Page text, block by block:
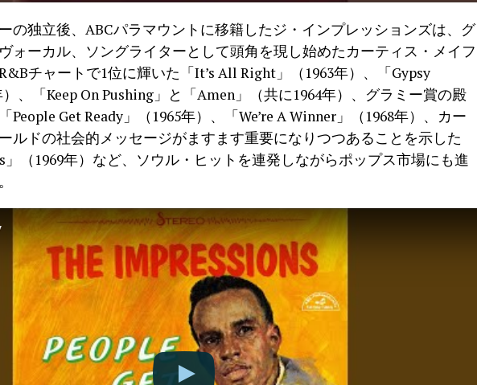
の独立後、ABCパラマウントに移籍したジ・インプレッションズは、グ
ォーカル、ソングライターとして頭角を現し始めたカーティス・メイフ
チャートで1位に輝いた「It’s All Right」（1963年）、「Gypsy
、「Keep On Pushing」と「Amen」（共に1964年）、グラミー賞の殿
People Get Ready」（1965年）、「We’re A Winner」（1968年）、カー
ルドの社会的メッセージがますます重要になりつつあることを示した
」（1969年）など、ソウル・ヒットを連発しながらポップス市場にも進